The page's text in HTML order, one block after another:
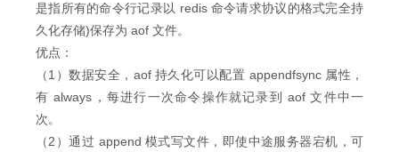
是指所有的命令行记录以 redis 命令请求协议的格式完全持
久化存储)保存为 aof 文件。
优点：
（1）数据安全，aof 持久化可以配置 appendfsync 属性，
有 always，每进行一次命令操作就记录到 aof 文件中一
次。
（2）通过 append 模式写文件，即使中途服务器宕机，可